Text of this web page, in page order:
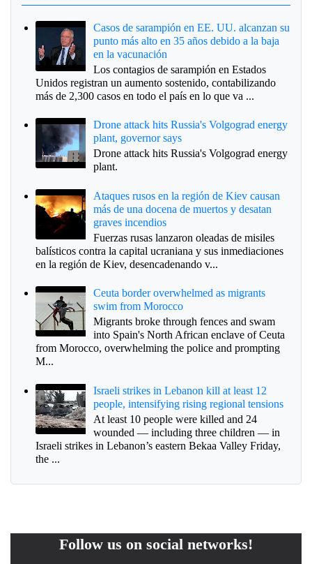
Casos de sarampión en EE. UU. alcanzan su
punto más alto en 35 años debido a la baja
en la vacunación
Los contagios de sarampión en Estados
Unidos registran un aumento sostenido, contabilizando
más de 2,300 casos en todo el país en lo que va ...
Drone attack hits Russia's Volgograd energy
plant, governor says
Drone attack hits Russia's Volgograd energy
plant.
Ataques rusos en la región de Kiev causan
más de una docena de muertos y desatan
graves incendios
Fuerzas rusas lanzaron oleadas de misiles
balísticos contra la capital ucraniana y sus inmediaciones
en la región de Kiev, desencadenando v...
Ceuta border overwhelmed as migrants
swim from Morocco
Migrants broke through fences and swam
into Spain's North African enclave of Ceuta
from Morocco, overwhelming the police and prompting
M...
Israeli strikes in Lebanon kill at least 12
people, intensifying rising regional tensions
At least 10 people were killed and 24
wounded — including three children — in
Israeli strikes in Lebanon’s eastern Bekaa Valley Friday,
the ...
Follow us on social networks!